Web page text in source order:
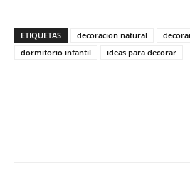
ETIQUETAS decoracion natural
dormitorio infantil
ideas para decorar